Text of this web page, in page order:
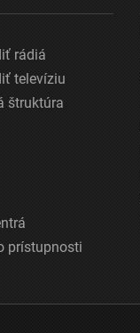
rádiá
televíziu
štruktúra
prístupnosti